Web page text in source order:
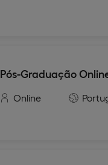
Pós-Graduação
Online